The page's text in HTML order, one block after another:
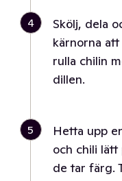
4
Skölj, dela
kärnorna
rulla chilin
dillen.
5
Hetta upp
och chili
de tar färg.